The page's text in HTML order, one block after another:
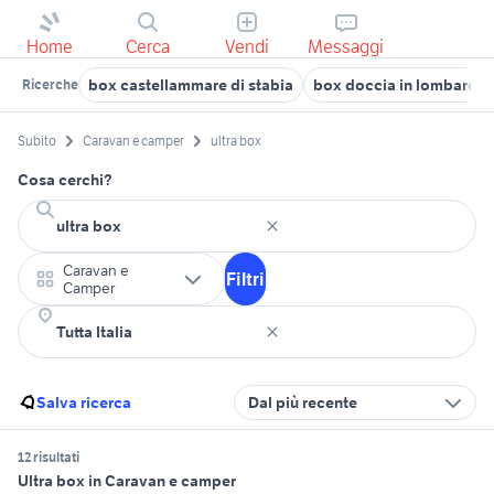
Home Cerca Vendi Messaggi
Ricerche box castellammare di stabia box doccia in lombardia
Subito Caravan e camper ultra box
Cosa cerchi?
Caravan e
Camper
Filtri
Salva ricerca Dal più recente
12 risultati
Ultra box in Caravan e camper